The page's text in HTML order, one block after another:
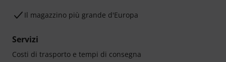
Il magazzino più grande d'Europa
Servizi
Costi di trasporto e tempi di consegna